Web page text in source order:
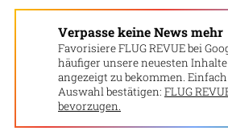
Verpasse keine News mehr
Favorisiere FLUG REVUE bei
häufiger unsere neuesten
angezeigt zu bekommen.
Auswahl bestätigen: FLUG
bevorzugen.